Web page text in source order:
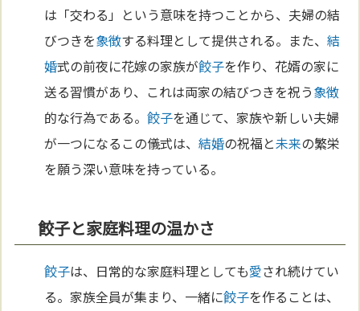
は「交わる」という意味を持つことから、夫婦の結
びつきを象徴する料理として提供される。また、結
婚式の前夜に花嫁の家族が餃子を作り、花婿の家に
送る習慣があり、これは両家の結びつきを祝う象徴
的な行為である。餃子を通じて、家族や新しい夫婦
が一つになるこの儀式は、結婚の祝福と未来の繁栄
を願う深い意味を持っている。
餃子と家庭料理の温かさ
餃子は、日常的な家庭料理としても愛され続けてい
る。家族全員が集まり、一緒に餃子を作ることは、